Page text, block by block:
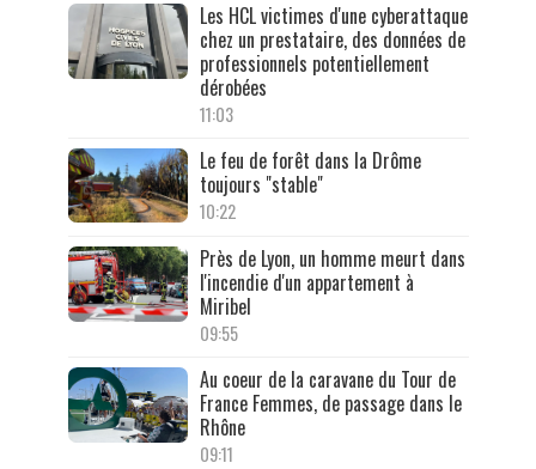
Les HCL victimes d'une cyberattaque
chez un prestataire, des données de
professionnels potentiellement
dérobées
11:03
Le feu de forêt dans la Drôme
toujours "stable"
10:22
Près de Lyon, un homme meurt dans
l'incendie d'un appartement à
Miribel
09:55
Au coeur de la caravane du Tour de
France Femmes, de passage dans le
Rhône
09:11